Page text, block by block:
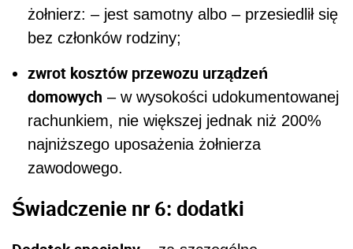
żołnierz: – jest samotny albo – przesiedlił się
bez członków rodziny;
zwrot kosztów przewozu urządzeń
domowych – w wysokości udokumentowanej
rachunkiem, nie większej jednak niż 200%
najniższego uposażenia żołnierza
zawodowego.
Świadczenie nr 6: dodatki